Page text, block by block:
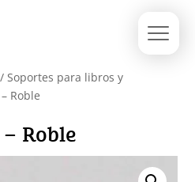
/Soportes para libros y
Roble
– Roble